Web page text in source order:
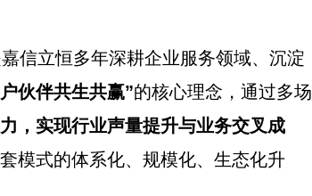
立恒多年深耕企业服务领域、沉淀
伙伴共生共赢”的核心理念，通过多场
，实现行业声量提升与业务交叉成
模式的体系化、规模化、生态化升